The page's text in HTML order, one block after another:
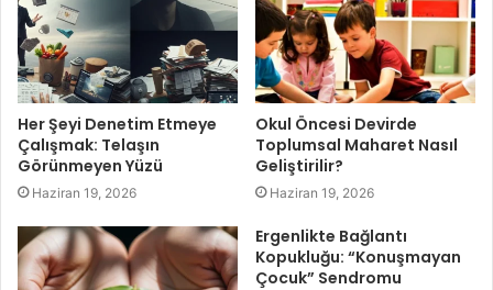
Her Şeyi Denetim Etmeye
Çalışmak: Telaşın
Görünmeyen Yüzü
Haziran 19, 2026
Okul Öncesi Devirde
Toplumsal Maharet Nasıl
Geliştirilir?
Haziran 19, 2026
Ergenlikte Bağlantı
Kopukluğu: “Konuşmayan
Çocuk” Sendromu